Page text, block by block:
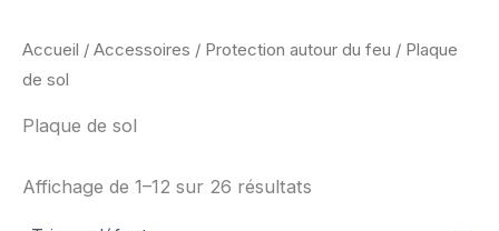
Accueil / Accessoires / Protection autour du feu / Plaque
de sol
Plaque de sol
Affichage de 1–12 sur 26 résultats